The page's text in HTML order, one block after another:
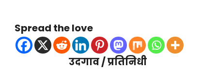
Spread the love
उदगाव / प्रतिनिधी